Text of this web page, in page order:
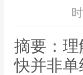
摘要：
快并非